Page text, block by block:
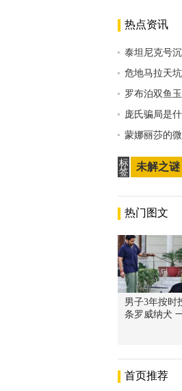
热点资讯
泰坦尼克号
危地马拉天
罗布泊双鱼
庞氏骗局是
蒙娜丽莎的
标
签
未解之谜
热门图文
男子3年按时
条罗威纳犬
首页推荐